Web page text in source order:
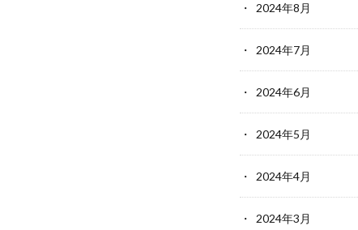
2024年8月
2024年7月
2024年6月
2024年5月
2024年4月
2024年3月